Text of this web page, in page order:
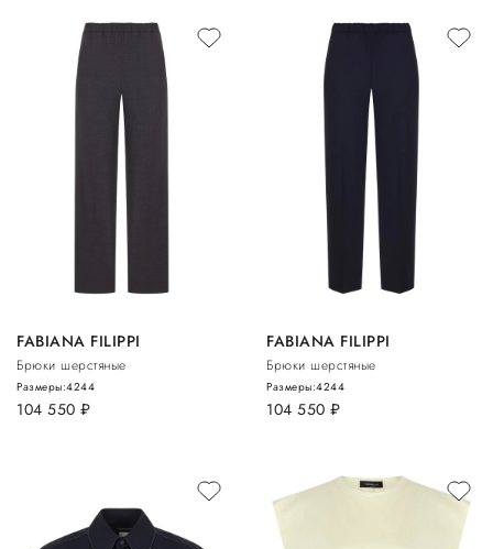
FABIANA FILIPPI
Брюки шерстяные
104 550 руб.
Размеры:4244
FABIANA FILIPPI
Брюки шерстяные
104 550 руб.
Размеры:4244